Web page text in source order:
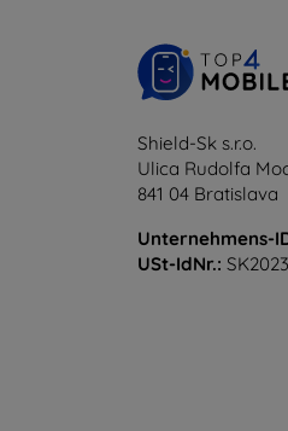
Shield-Sk s.r.o.
Ulica Rudolfa
841 04 Bratislava
Unternehmens-
USt-IdNr.: